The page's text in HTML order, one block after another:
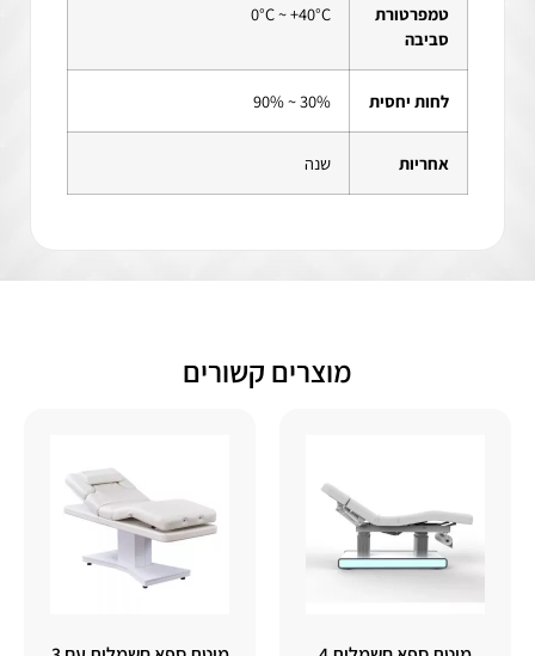
טמפרטורת
סביבה
0°C ~ +40°C
לחות יחסית 30% ~ 90%
אחריות שנה
מוצרים קשורים